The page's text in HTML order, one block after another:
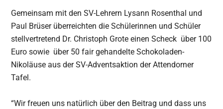
Gemeinsam mit den SV-Lehrern Lysann Rosenthal und
Paul Brüser überreichten die Schülerinnen und Schüler
stellvertretend Dr. Christoph Grote einen Scheck über 100
Euro sowie über 50 fair gehandelte Schokoladen-
Nikoläuse aus der SV-Adventsaktion der Attendorner
Tafel.
“Wir freuen uns natürlich über den Beitrag und dass uns